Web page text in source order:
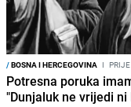
/BOSNA I HERCEGOVINA I
Potresna poruka
"Dunjaluk ne vrijedi